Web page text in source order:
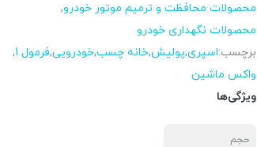
محصولات محافظت و ترمیم موتور خودرو,
محصولات نگهداری خودرو
برچسب:اسپری,پولیش,خانه چسب,خودرویی,فرمول 1 ,
واکس ماشین
ویژگی‌ها
حجم